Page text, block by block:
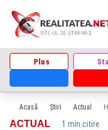
Plus
Acasă Știri Actual
ACTUAL· 1 min citire